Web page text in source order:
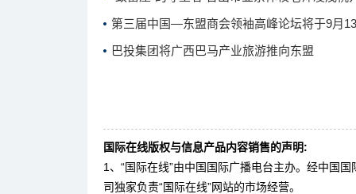
第三届中国—东盟商会领袖高峰论坛将于9月
巴投集团将广西巴马产业旅游推向东盟
国际在线版权与信息产品内容销售的声明:
1、“国际在线”由中国国际广播电台主办。经中国
司独家负责“国际在线”网站的市场经营。